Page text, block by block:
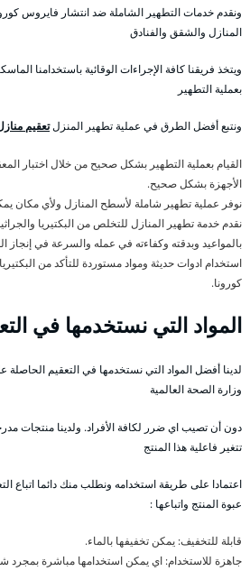
ونقدم خدمات التطهير الشاملة ضد انتشار فايروس
المنازل والشقق والفنادق
ويتخذ فريقنا كافة الإجراءات الوقائية باستخدامنا
بعملية التطهير
ونتبع أفضل الطرق في عملية تطهير المنزلتعقيم
القيام بعملية التطهير بشكل صحيح من خلال اختبار
الأجهزة بشكل صحيح.
نوفر عملية تطهير شاملة لأسطح المنازل ولأي مكان
نقدم خدمة تطهير المنازل للتخلص من البكتيريا
بالمواعيد وبدقته وكفاءته في عمله والسرعة في إنجاز
استخدام ادوات حديثة ومواد مستوردة للتأكد من
كورونا.
المواد التي نستخدمها في
لدينا أفضل المواد التي نستخدمها في التعقيم
وزارة الصحة العالمية
دون أن تصيب اي ضرر لكافة الأفراد. ولدينا منتجات
تتغير فاعلية هذا المنتج
اعتمادا على طريقة استخدامه ونطلب منك دائما اتباع
عبوة المنتج واتباعها :
قابلة للتخفيف: يمكن تخفيفها بالماء.
جاهزة للاستخدام: اي يمكن استخدامها مباشرة بمجرد